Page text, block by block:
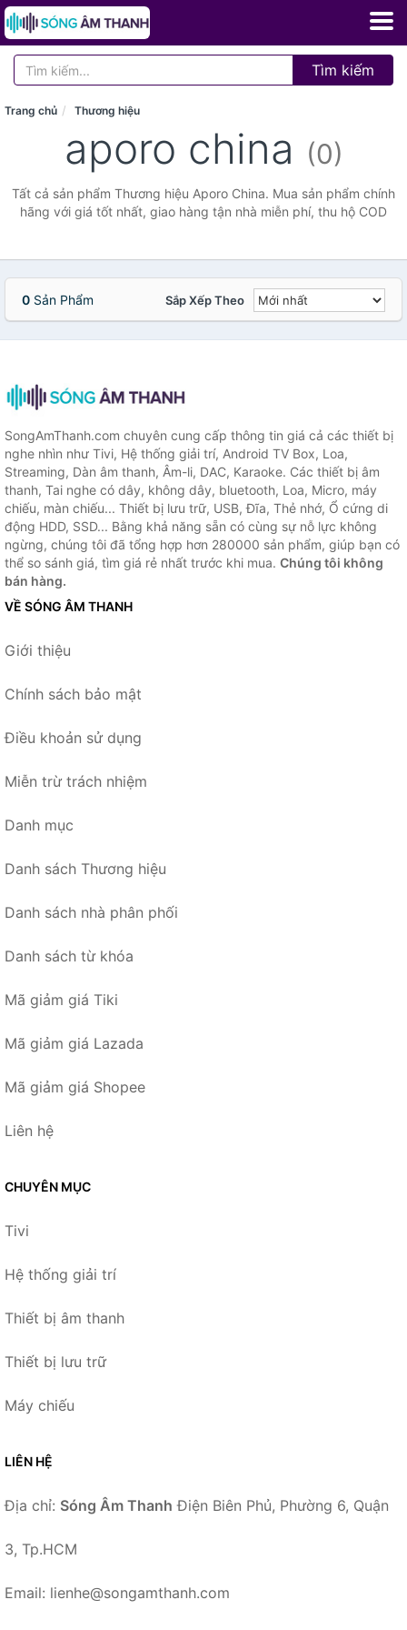
Tìm kiếm
Trang chủ Thương hiệu
aporo china (0)
Tất cả sản phẩm Thương hiệu Aporo China. Mua sản phẩm chính
hãng với giá tốt nhất, giao hàng tận nhà miễn phí, thu hộ COD
0 Sản Phẩm Sắp Xếp Theo
SongAmThanh.com chuyên cung cấp thông tin giá cả các thiết bị
nghe nhìn như Tivi, Hệ thống giải trí, Android TV Box, Loa,
Streaming, Dàn âm thanh, Âm-li, DAC, Karaoke. Các thiết bị âm
thanh, Tai nghe có dây, không dây, bluetooth, Loa, Micro, máy
chiếu, màn chiếu... Thiết bị lưu trữ, USB, Đĩa, Thẻ nhớ, Ổ cứng di
động HDD, SSD... Bằng khả năng sẵn có cùng sự nỗ lực không
ngừng, chúng tôi đã tổng hợp hơn 280000 sản phẩm, giúp bạn có
thể so sánh giá, tìm giá rẻ nhất trước khi mua. Chúng tôi không
bán hàng.
VỀ SÓNG ÂM THANH
Giới thiệu
Chính sách bảo mật
Điều khoản sử dụng
Miễn trừ trách nhiệm
Danh mục
Danh sách Thương hiệu
Danh sách nhà phân phối
Danh sách từ khóa
Mã giảm giá Tiki
Mã giảm giá Lazada
Mã giảm giá Shopee
Liên hệ
CHUYÊN MỤC
Tivi
Hệ thống giải trí
Thiết bị âm thanh
Thiết bị lưu trữ
Máy chiếu
LIÊN HỆ
Địa chỉ: Sóng Âm Thanh Điện Biên Phủ, Phường 6, Quận
3, Tp.HCM
Email: lienhe@songamthanh.com